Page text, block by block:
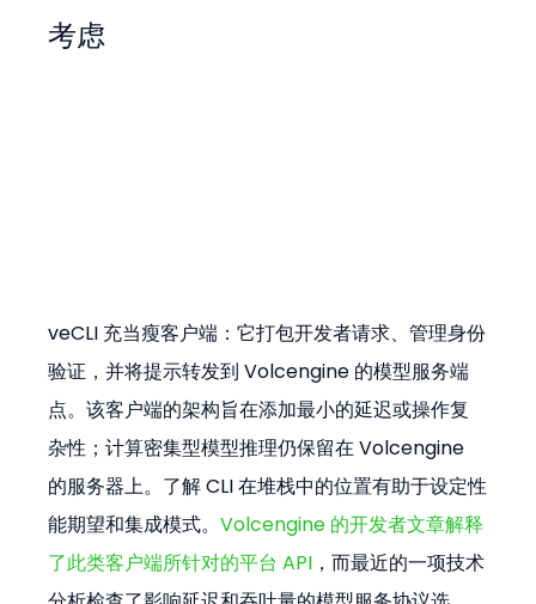
考虑
veCLI 充当瘦客户端：它打包开发者请求、管理身份
验证，并将提示转发到 Volcengine 的模型服务端
点。该客户端的架构旨在添加最小的延迟或操作复
杂性；计算密集型模型推理仍保留在 Volcengine
的服务器上。了解 CLI 在堆栈中的位置有助于设定性
能期望和集成模式。Volcengine 的开发者文章解释
了此类客户端所针对的平台 API ，而最近的一项技术